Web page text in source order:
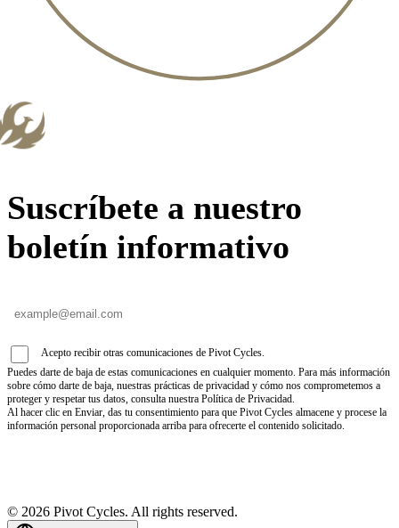
Suscríbete a nuestro
boletín informativo
Acepto recibir otras comunicaciones de Pivot Cycles.
Puedes darte de baja de estas comunicaciones en cualquier momento. Para más información
sobre cómo darte de baja, nuestras prácticas de privacidad y cómo nos comprometemos a
proteger y respetar tus datos, consulta nuestra Política de Privacidad.
Al hacer clic en Enviar, das tu consentimiento para que Pivot Cycles almacene y procese la
información personal proporcionada arriba para ofrecerte el contenido solicitado.
© 2026 Pivot Cycles. All rights reserved.